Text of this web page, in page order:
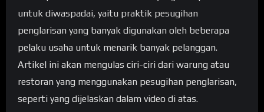
untuk diwaspadai, yaitu praktik pesugihan
penglarisan yang banyak digunakan oleh beberapa
pelaku usaha untuk menarik banyak pelanggan.
Artikel ini akan mengulas ciri-ciri dari warung atau
restoran yang menggunakan pesugihan penglarisan,
seperti yang dijelaskan dalam video di atas.